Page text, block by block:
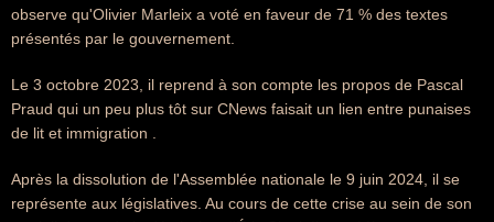
observe qu'Olivier Marleix a voté en faveur de 71 % des textes
présentés par le gouvernement.
Le 3 octobre 2023, il reprend à son compte les propos de Pascal
Praud qui un peu plus tôt sur CNews faisait un lien entre punaises
de lit et immigration .
Après la dissolution de l'Assemblée nationale le 9 juin 2024, il se
représente aux législatives. Au cours de cette crise au sein de son